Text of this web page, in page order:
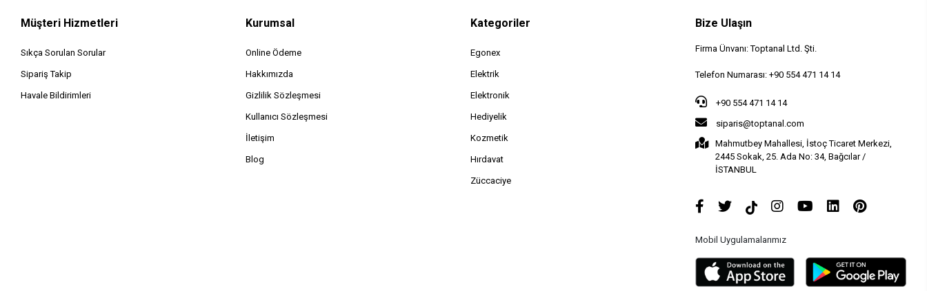
Müşteri Hizmetleri
Sıkça Sorulan Sorular
Sipariş Takip
Havale Bildirimleri
Kurumsal
Online Ödeme
Hakkımızda
Gizlilik Sözleşmesi
Kullanıcı Sözleşmesi
İletişim
Blog
Kategoriler
Egonex
Elektrik
Elektronik
Hediyelik
Kozmetik
Hırdavat
Züccaciye
Bize Ulaşın
Firma Ünvanı: Toptanal Ltd. Şti.
Telefon Numarası: +90 554 471 14 14
+90 554 471 14 14
siparis@toptanal.com
Mahmutbey Mahallesi, İstoç Ticaret Merkezi,
2445 Sokak, 25. Ada No: 34, Bağcılar /
İSTANBUL
Mobil Uygulamalarımız